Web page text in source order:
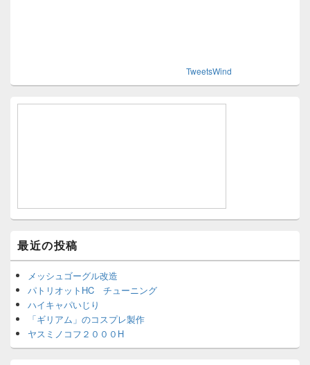
TweetsWind
最近の投稿
メッシュゴーグル改造
パトリオットHC チューニング
ハイキャパいじり
「ギリアム」のコスプレ製作
ヤスミノコフ２０００H